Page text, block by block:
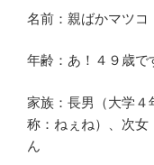
名前：親ばかマツコ
年齢：あ！４９歳で
家族：長男（大学４
称：ねぇね）、次女
ん